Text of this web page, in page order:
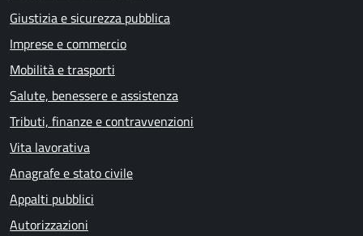
Giustizia e sicurezza pubblica
Imprese e commercio
Mobilità e trasporti
Salute, benessere e assistenza
Tributi, finanze e contravvenzioni
Vita lavorativa
Anagrafe e stato civile
Appalti pubblici
Autorizzazioni